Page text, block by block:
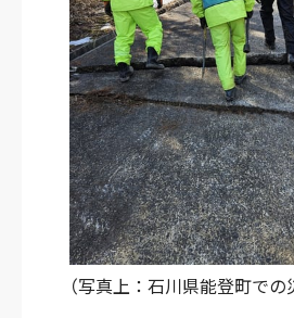
（写真上：石川県能登町での